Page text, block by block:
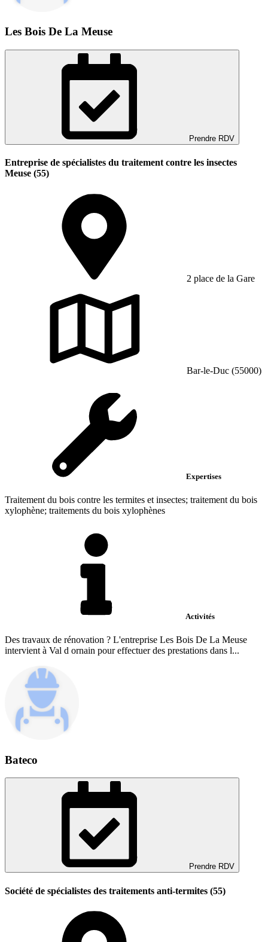
Les Bois De La Meuse
Prendre RDV
Entreprise de spécialistes du traitement contre les insectes
Meuse (55)
2 place de la Gare
Bar-le-Duc (55000)
Expertises
Traitement du bois contre les termites et insectes; traitement du bois
xylophène; traitements du bois xylophènes
Activités
Des travaux de rénovation ? L'entreprise Les Bois De La Meuse
intervient à Val d ornain pour effectuer des prestations dans l...
Bateco
Prendre RDV
Société de spécialistes des traitements anti-termites (55)